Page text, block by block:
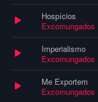
Hospícios
Excomungados
Imperialismo
Excomungados
Me Exportem
Excomungados